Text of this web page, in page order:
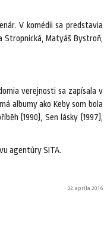
V komédii sa predstavia
Stropnická, Matyáš Bystroň,
verejnosti sa zapísala v
albumy ako Keby som bola
(1990), Sen lásky (1997),
agentúry SITA.
22. apríla 2016